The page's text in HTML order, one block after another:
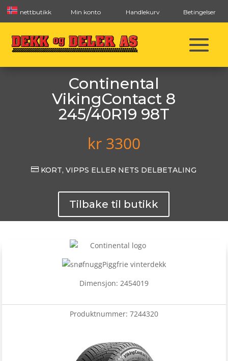
nettbutikk Min konto Handlekurv Betingelser
Continental
VikingContact 8
245/40R19 98T
kr3300
 KORT, VIPPS ELLER NETS DELBETALING
Tilbake til butikk
Piggfrie vinterdekk
Dimensjon: 2454019
Produktnummer: 7244320